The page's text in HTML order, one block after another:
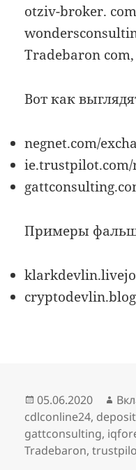
otziv-broker.
Tradebaron
Вот как
negnet.com/
Примеры
Опубликовано
05.06.2020
cdlconline24,
gattconsulting,
Tradebaron,